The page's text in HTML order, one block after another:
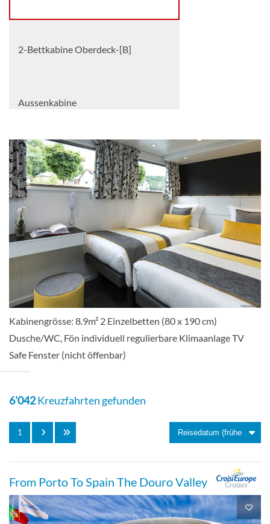
2-Bettkabine Oberdeck-[B]
Aussenkabine
Kabinengrösse: 8.9m² 2 Einzelbetten (80 x 190 cm)
Dusche/WC, Fön individuell regulierbare Klimaanlage TV
Safe Fenster (nicht öffenbar)
6'042Kreuzfahrten gefunden
1
From Porto To Spain The Douro Valley